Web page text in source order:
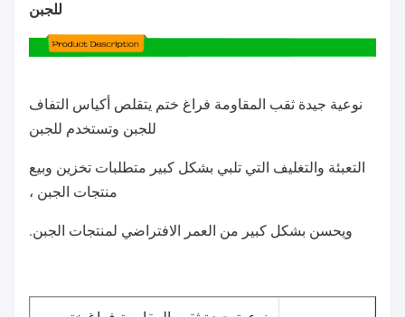
للجبن
نوعية جيدة ثقب المقاومة فراغ ختم يتقلص أكياس التفاف
للجبن وتستخدم للجبن
التعبئة والتغليف التي تلبي بشكل كبير متطلبات تخزين وبيع
منتجات الجبن ،
ويحسن بشكل كبير من العمر الافتراضي لمنتجات الجبن.